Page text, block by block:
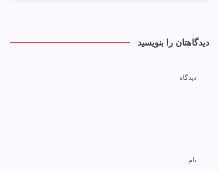
دیدگاهتان را بنویسید